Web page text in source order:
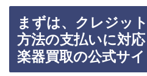
まずは、クレジッ
方法の支払いに対
楽器買取の公式サ